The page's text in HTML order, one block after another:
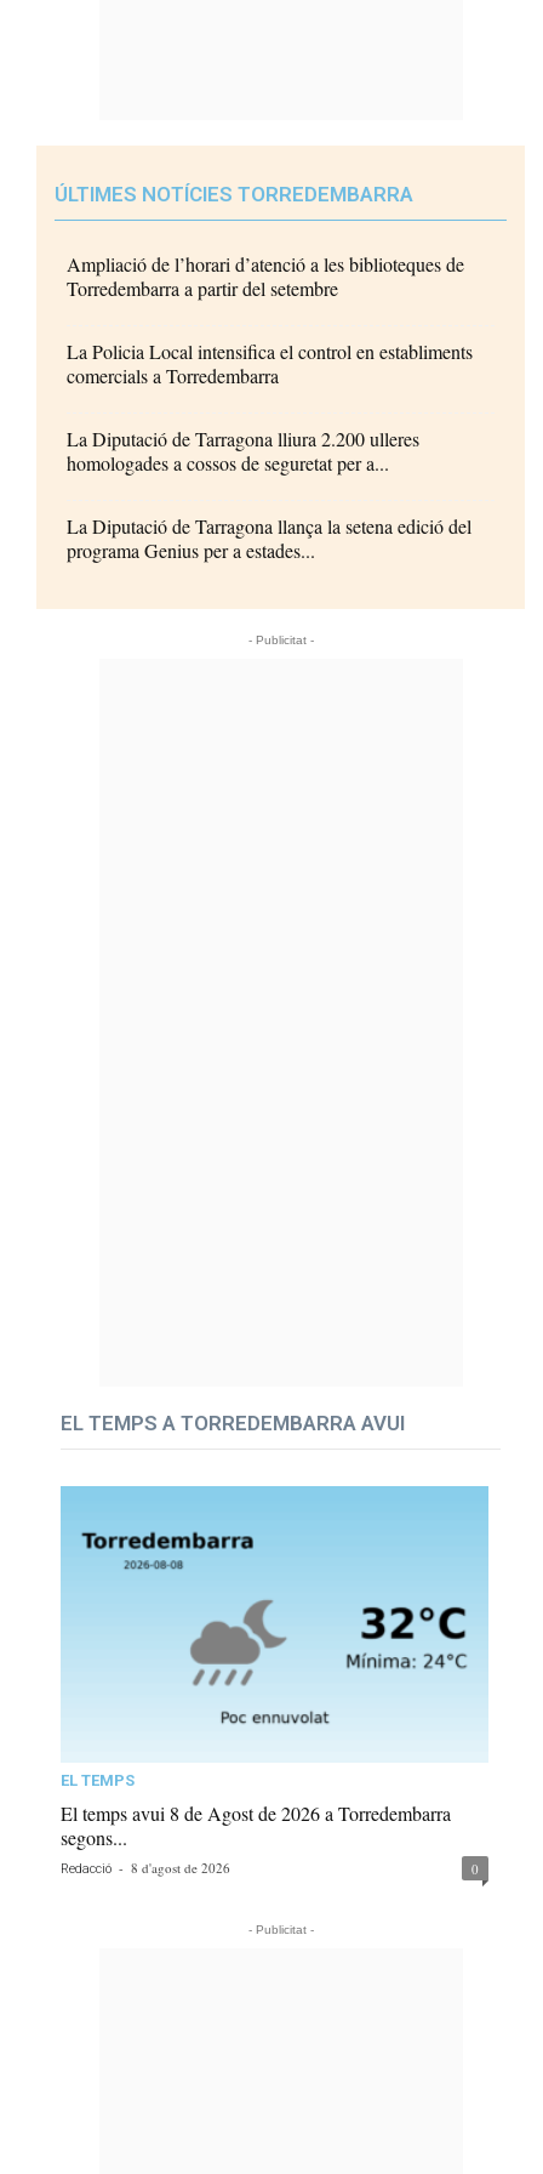
ÚLTIMES NOTÍCIES TORREDEMBARRA
Ampliació de l’horari d’atenció a les biblioteques de
Torredembarra a partir del setembre
La Policia Local intensifica el control en establiments
comercials a Torredembarra
La Diputació de Tarragona lliura 2.200 ulleres
homologades a cossos de seguretat per a...
La Diputació de Tarragona llança la setena edició del
programa Genius per a estades...
- Publicitat -
EL TEMPS A TORREDEMBARRA AVUI
EL TEMPS
El temps avui 8 de Agost de 2026 a Torredembarra
segons...
Redacció - 8 d'agost de 2026 0
- Publicitat -